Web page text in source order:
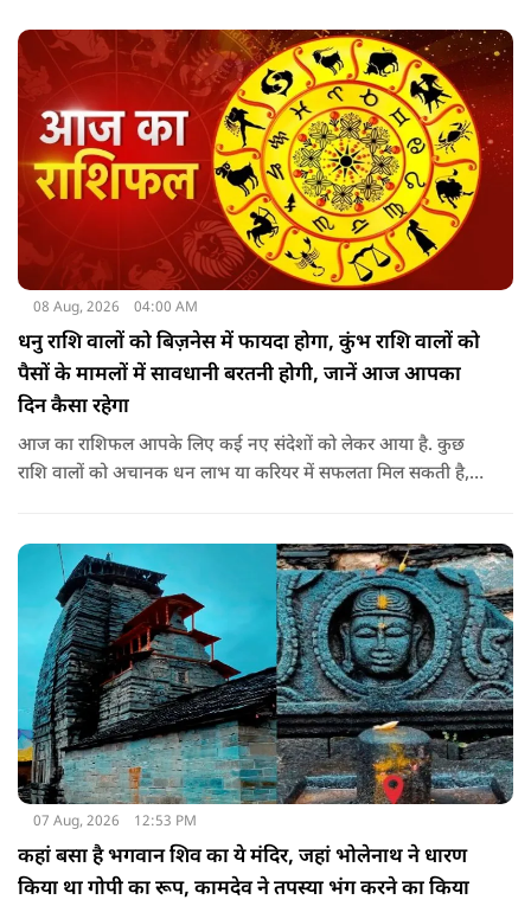
पहले कत्युरी राजाओं द्वारा किया गया था.
08 Aug, 2026 04:00 AM
धनु राशि वालों को बिज़नेस में फायदा होगा, कुंभ राशि वालों को
पैसों के मामलों में सावधानी बरतनी होगी, जानें आज आपका
दिन कैसा रहेगा
आज का राशिफल आपके लिए कई नए संदेशों को लेकर आया है. कुछ
राशि वालों को अचानक धन लाभ या करियर में सफलता मिल सकती है,
सकता है.
07 Aug, 2026 12:53 PM
कहां बसा है भगवान शिव का ये मंदिर, जहां भोलेनाथ ने धारण
किया था गोपी का रूप, कामदेव ने तपस्या भंग करने का किया